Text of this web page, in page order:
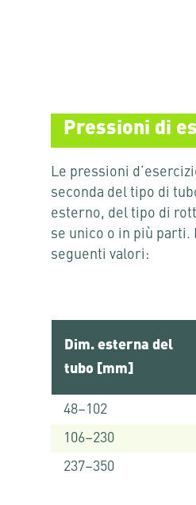
Pressioni di
Le pressioni
seconda del tipo di
esterno, del tipo di
se unico o in più parti.
seguenti valori:
Dim. esterna del
tubo [mm]
48–102
106–230
237–350